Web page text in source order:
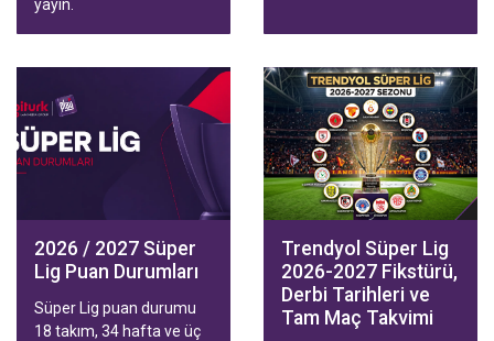
yayın.
2026 / 2027 Süper
Lig Puan Durumları
Süper Lig puan durumu
18 takım, 34 hafta ve üç
Trendyol Süper Lig
2026-2027 Fikstürü,
Derbi Tarihleri ve
Tam Maç Takvimi